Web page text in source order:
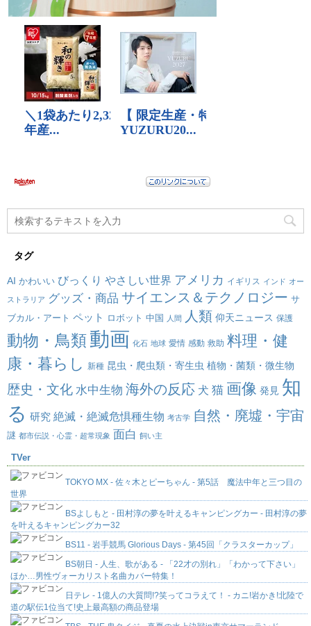
タグ
AI かわいい びっくり やさしい世界 アメリカ イギリス インド オー
ストラリア グッズ・商品 サイエンス＆テクノロジー サ
ブカル・アート ペット ロボット 中国 人間 人類 仰天ニュース 保護
動物・鳥類動画 化石 地球 愛情 感動 救助 料理・健
康・暮らし
新種 昆虫・爬虫類・寄生虫 植物・菌類・微生物
歴史・文化 水中生物 海外の反応 犬 猫 画像 発見 知
る 研究 絶滅・絶滅危惧種生物 考古学 自然・廃墟・宇宙
謎 都市伝説・心霊・超常現象 面白 飼い主
TVer
TOKYO MX - 佐々木とピーちゃん - 第5話 魔法中年と三つ目の
世界
BSよしもと - 田村淳の夢を叶えるキャンピングカー - 田村淳の夢
を叶えるキャンピングカー32
BS11 - 岩手競馬 Glorious Days - 第45回「クラスターカップ」
BS朝日 - 人生、歌がある - 「22才の別れ」「わかって下さい」
ほか…男性ヴォーカリスト名曲カバー特集！
日テレ - 1億人の大質問!?笑ってコラえて！ - カニ!岩かき!北陸で
道の駅伝1位当て!史上最高額の商品登場